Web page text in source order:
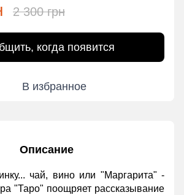
2 300 грн
когда появится
В избранное
Описание
чай, вино или "Маргарита" -
"Таро" поощряет рассказывание